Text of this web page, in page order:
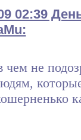
02:39
чем не